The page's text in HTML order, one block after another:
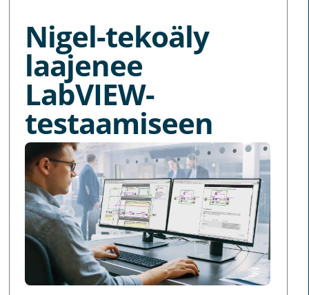
Nigel-tekoäly
laajenee
LabVIEW-
testaamiseen